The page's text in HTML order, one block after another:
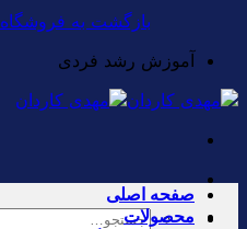
بازگشت به فروشگاه
آموزش رشد فردی
جستجو
صفحه اصلی
محصولات